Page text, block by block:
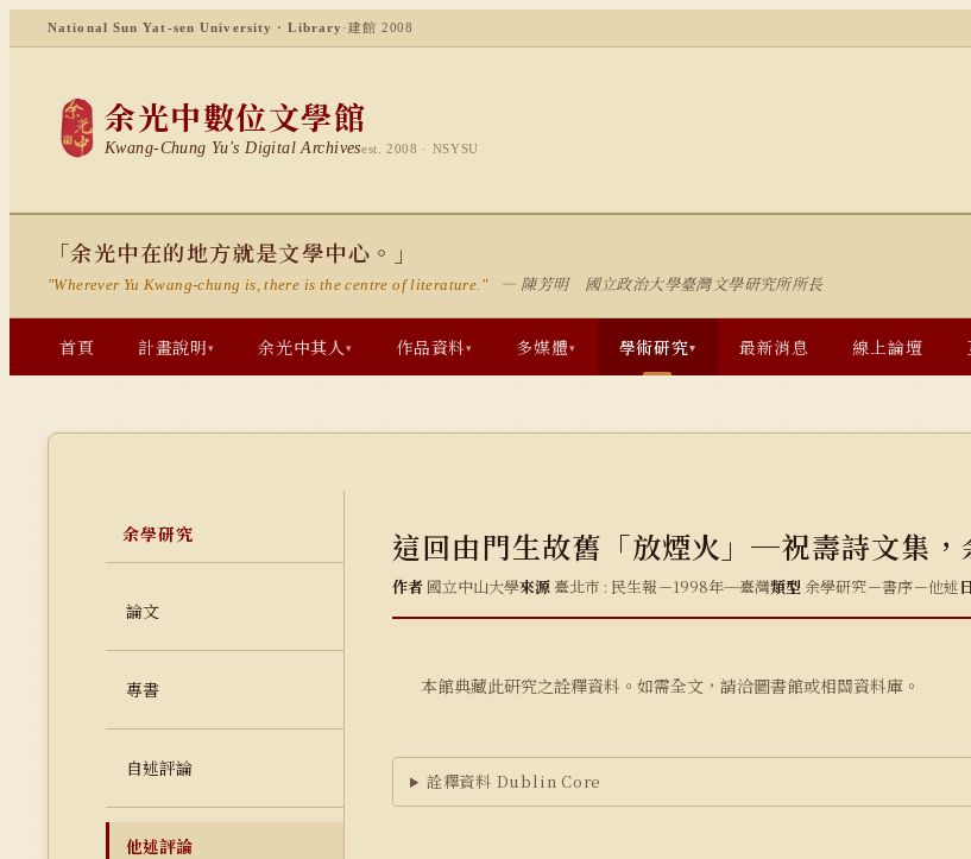
National Sun Yat-sen University · Library ·建館 2008
余光中數位文學館
Kwang-Chung Yu's Digital Archivesest. 2008 · NSYSU
「余光中在的地方就是文學中心。」
"Wherever Yu Kwang-chung is, there is the centre of literature." — 陳芳明 國立政治大學臺灣文學研究所所長
首頁 計畫說明▾ 余光中其人▾ 作品資料▾ 多媒體▾ 學術研究▾ 最新消息 線上論壇
余學研究
論文
專書
自述評論
他述評論
這回由門生故舊「放煙火」─祝壽詩文集，
作者 國立中山大學來源臺北市 : 民生報－1998年─臺灣類型 余學研究－書序－他述
本館典藏此研究之詮釋資料。如需全文，請洽圖書館或相關資料庫。
詮釋資料 Dublin Core